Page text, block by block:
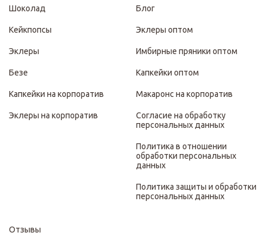
Шоколад
Кейкпопсы
Эклеры
Безе
Капкейки на корпоратив
Эклеры на корпоратив
Блог
Эклеры оптом
Имбирные пряники оптом
Капкейки оптом
Макаронс на корпоратив
Согласие на обработку
персональных данных
Политика в отношении
обработки персональных
данных
Политика защиты и обработки
персональных данных
Отзывы